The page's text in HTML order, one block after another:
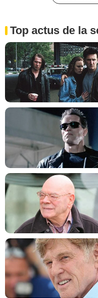
Top actus de la